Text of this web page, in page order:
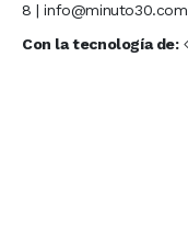
8 | info@minuto30.com
Con la tecnología de: